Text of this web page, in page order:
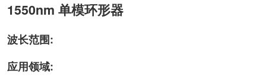
1550nm 单模环形器
波长范围:
应用领域: